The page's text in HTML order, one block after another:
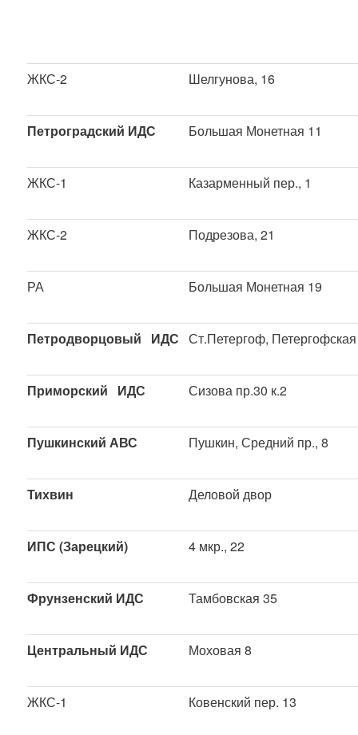
ЖКС-2 Шелгунова, 16
Петроградский ИДС Большая Монетная 11
ЖКС-1 Казарменный пер., 1
ЖКС-2 Подрезова, 21
РА Большая Монетная 19
Петродворцовый ИДС Ст.Петергоф,
Приморский ИДС Сизова пр.30 к.2
Пушкинский АВС Пушкин, Средний пр., 8
Тихвин Деловой двор
ИПС (Зарецкий) 4 мкр., 22
Фрунзенский ИДС Тамбовская 35
Центральный ИДС Моховая 8
ЖКС-1 Ковенский пер. 13